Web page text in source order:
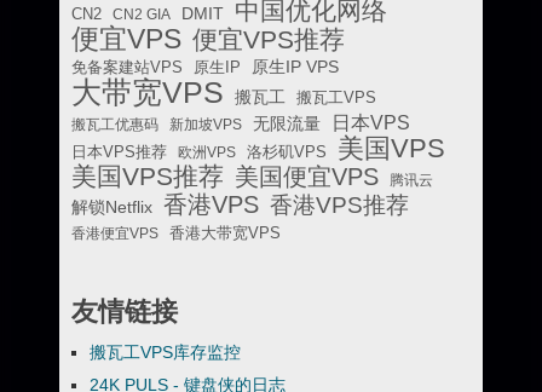
CN2 CN2 GIA DMIT 中国优化网络
便宜VPS 便宜VPS推荐
免备案建站VPS 原生IP 原生IP VPS
大带宽VPS 搬瓦工
搬瓦工VPS
搬瓦工优惠码
新加坡VPS 无限流量 日本VPS
日本VPS推荐 欧洲VPS 洛杉矶VPS 美国VPS
美国VPS推荐 美国便宜VPS 腾讯云
解锁Netflix 香港VPS 香港VPS推荐
香港便宜VPS 香港大带宽VPS
友情链接
搬瓦工VPS库存监控
24K PULS - 键盘侠的日志